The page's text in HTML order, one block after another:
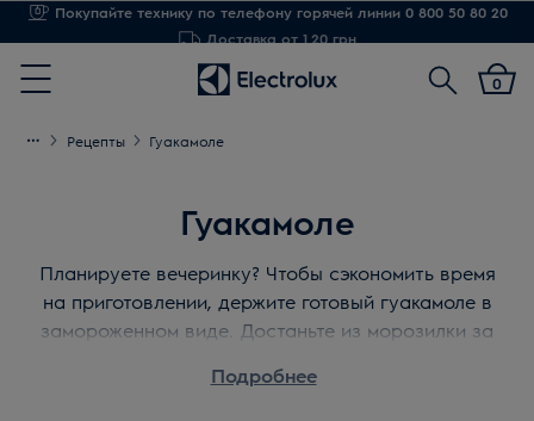
Доставка от 1,20 грн
Menu
Поиск 0
Рецепты Гуакамоле
Гуакамоле
Планируете вечеринку? Чтобы сэкономить время
на приготовлении, держите готовый гуакамоле в
замороженном виде. Достаньте из морозилки за
сельдерей и морковь, крекеры станут отличным
Подробнее